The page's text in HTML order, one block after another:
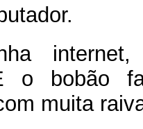
o bobão
muita